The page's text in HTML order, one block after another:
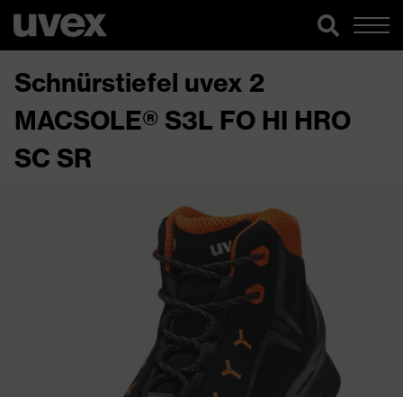
Schnürstiefel uvex 2
MACSOLE® S3L FO HI HRO
SC SR